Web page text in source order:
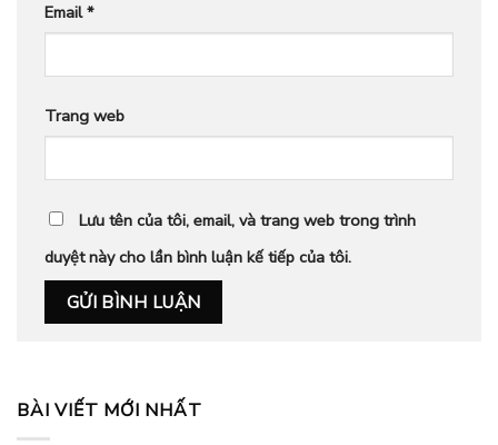
Email*
Trang web
Lưu tên của tôi, email, và trang web trong trình
duyệt này cho lần bình luận kế tiếp của tôi.
BÀI VIẾT MỚI NHẤT